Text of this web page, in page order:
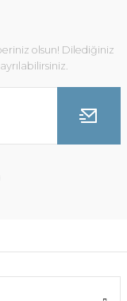
olsun! Dilediğiniz